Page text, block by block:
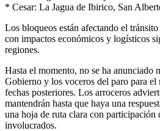
* Cesar: La Jagua de Ibirico, San
Los bloqueos están afectando el
con impactos económicos y logísticos
regiones.
Hasta el momento, no se ha anunciado
Gobierno y los voceros del paro para el
fechas posteriores. Los arroceros
mantendrán hasta que haya una
una hoja de ruta clara con participación
involucrados.